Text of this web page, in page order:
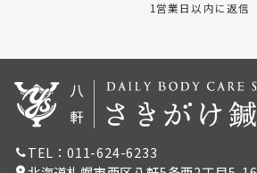
1営業日以内に返信
TEL：011-624-6233